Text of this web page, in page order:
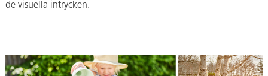
de visuella intrycken.